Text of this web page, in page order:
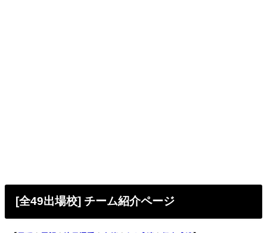
[全49出場校] チーム紹介ページ